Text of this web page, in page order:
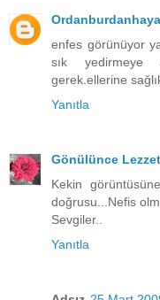
enfes görünüyor
sık yedirmeye
gerek.ellerine
Yanıtla
Gönülünce
Kekin
doğrusu...Nefis
Sevgiler..
Yanıtla